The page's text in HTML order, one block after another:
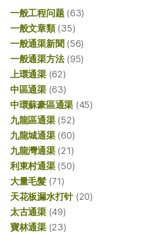
一般工程问题(63)
一般文章類(35)
一般通渠新聞 (56)
一般通渠方法(95)
上環通渠(62)
中區通渠(63)
中環蘇豪區通渠 (45)
九龍區通渠(52)
九龍城通渠(60)
九龍灣通渠(21)
利東村通渠(50)
大量毛髮(71)
天花板漏水打针(20)
太古通渠(49)
寶林通渠(23)